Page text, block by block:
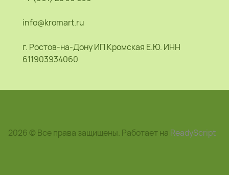
info@kromart.ru
г. Ростов-на-Дону ИП Кромская Е.Ю. ИНН
611903934060
2026 © Все права защищены. Работает на ReadyScript